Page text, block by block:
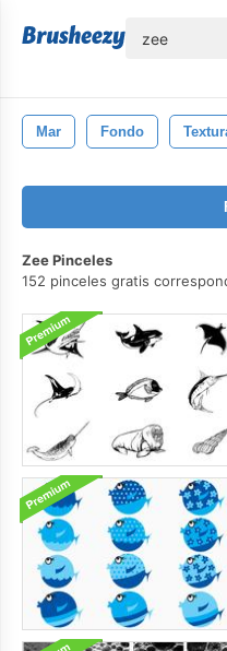
Mar Fondo
Zee Pinceles
152 pinceles gratis